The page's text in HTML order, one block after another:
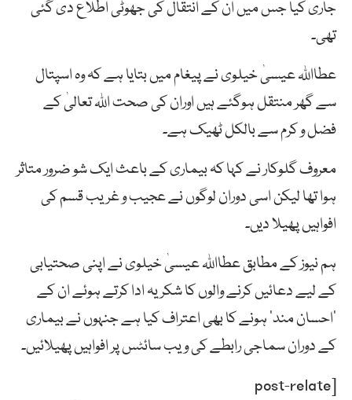
جاری کیا جس میں ان کے انتقال کی جھوٹی اطلاع دی گئی
تھی۔
عطااللہ عیسیٰ خیلوی نے پیغام میں بتایا ہے کہ وہ اسپتال
سے گھر منتقل ہوگئے ہیں اوران کی صحت اللہ تعالیٰ کے
فضل و کرم سے بالکل ٹھیک ہے۔
معروف گلوکار نے کہا کہ بیماری کے باعث ایک شو ضرور متاثر
ہوا تھا لیکن اسی دوران لوگوں نے عجیب و غریب قسم کی
افواہیں پھیلا دیں۔
ہم نیوز کے مطابق عطااللہ عیسیٰ خیلوی نے اپنی صحتیابی
کے لیے دعائیں کرنے والوں کا شکریہ ادا کرتے ہوئے ان کے
’احسان مند‘ ہونے کا بھی اعتراف کیا ہے جنہوں نے بیماری
کے دوران سماجی رابطے کی ویب سائٹس پر افواہیں پھیلائیں۔
[post-relate